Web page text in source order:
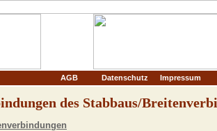
AGB Datenschutz Impressum
des Stabbaus/